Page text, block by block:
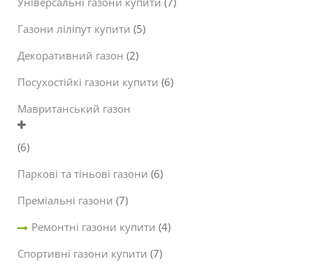
Газони ліліпут купити (5)
Декоративний газон (2)
Посухостійкі газони купити (6)
Мавританський газон
(6)
Паркові та тіньові газони (6)
Преміальні газони (7)
Ремонтні газони купити (4)
Спортивні газони купити (7)